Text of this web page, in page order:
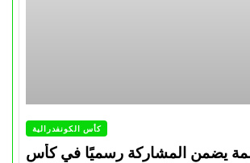
كأس الكونفدرالية
يضمن المشاركة رسميًا في كأس